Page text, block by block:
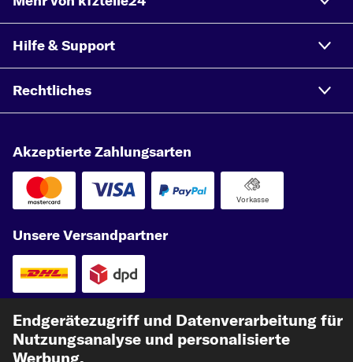
Hilfe & Support
Rechtliches
Akzeptierte Zahlungsarten
Vorkasse
Unsere Versandpartner
Endgerätezugriff und Datenverarbeitung für
Nutzungsanalyse und personalisierte
Werbung.